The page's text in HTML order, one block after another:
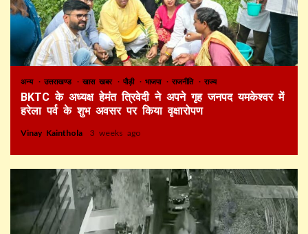
अन्य उत्तराखण्ड खास खबर पौड़ी भाजपा राजनीति राज्य
BKTC के अध्यक्ष हेमंत त्रिवेदी ने अपने गृह जनपद यमकेश्वर में
हरेला पर्व के शुभ अवसर पर किया वृक्षारोपण
Vinay Kainthola 3 weeks ago